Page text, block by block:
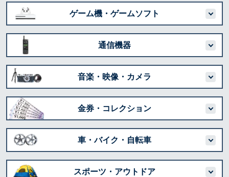
ゲーム機・ゲームソフト
通信機器
音楽・映像・カメラ
金券・コレクション
車・バイク・自転車
スポーツ・アウトドア